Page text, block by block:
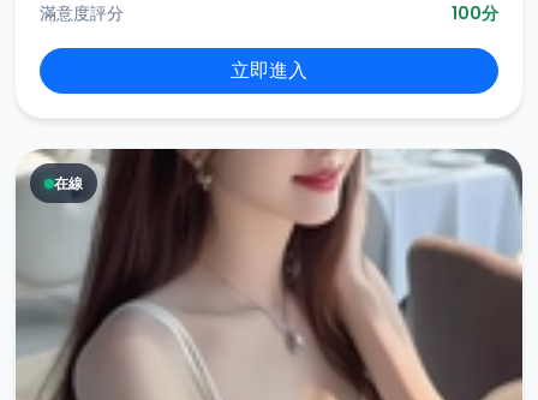
滿意度評分
100分
立即進入
在線